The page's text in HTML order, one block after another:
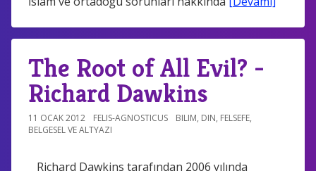
The Root of All Evil? -
Richard Dawkins
11 OCAK 2012 FELIS-AGNOSTICUS BILIM, DIN, FELSEFE,
BELGESEL VE ALTYAZI
Richard Dawkins tarafından 2006 yılında